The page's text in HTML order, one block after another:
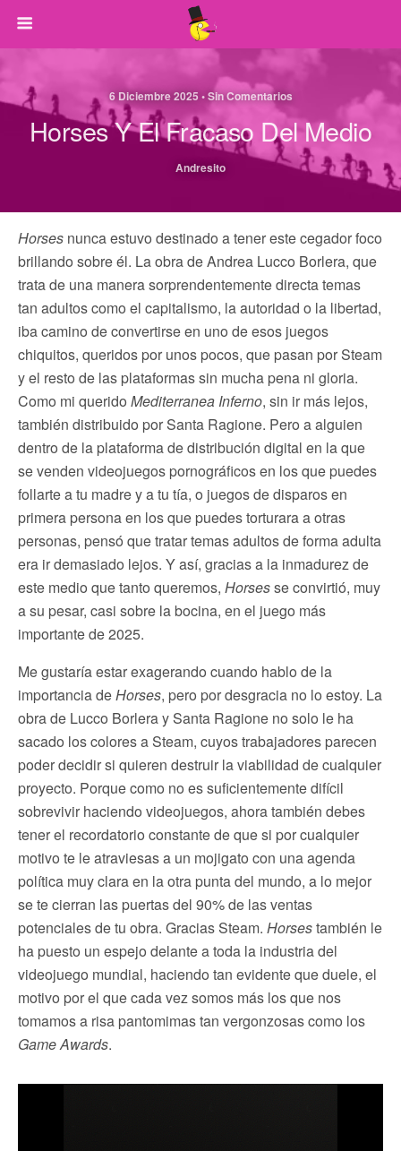
6 Diciembre 2025 • Sin Comentarios
Horses Y El Fracaso Del Medio
Andresito
Horses nunca estuvo destinado a tener este cegador foco
brillando sobre él. La obra de Andrea Lucco Borlera, que
trata de una manera sorprendentemente directa temas
tan adultos como el capitalismo, la autoridad o la libertad,
iba camino de convertirse en uno de esos juegos
chiquitos, queridos por unos pocos, que pasan por Steam
y el resto de las plataformas sin mucha pena ni gloria.
Como mi querido Mediterranea Inferno, sin ir más lejos,
también distribuido por Santa Ragione. Pero a alguien
dentro de la plataforma de distribución digital en la que
se venden videojuegos pornográficos en los que puedes
follarte a tu madre y a tu tía, o juegos de disparos en
primera persona en los que puedes torturara a otras
personas, pensó que tratar temas adultos de forma adulta
era ir demasiado lejos. Y así, gracias a la inmadurez de
este medio que tanto queremos, Horsesse convirtió, muy
a su pesar, casi sobre la bocina, en el juego más
importante de 2025.
Me gustaría estar exagerando cuando hablo de la
importancia deHorses, pero por desgracia no lo estoy. La
obra de Lucco Borlera y Santa Ragione no solo le ha
sacado los colores a Steam, cuyos trabajadores parecen
poder decidir si quieren destruir la viabilidad de cualquier
proyecto. Porque como no es suficientemente difícil
sobrevivir haciendo videojuegos, ahora también debes
tener el recordatorio constante de que si por cualquier
motivo te le atraviesas a un mojigato con una agenda
política muy clara en la otra punta del mundo, a lo mejor
se te cierran las puertas del 90% de las ventas
potenciales de tu obra. Gracias Steam. Horsestambién le
ha puesto un espejo delante a toda la industria del
videojuego mundial, haciendo tan evidente que duele, el
motivo por el que cada vez somos más los que nos
tomamos a risa pantomimas tan vergonzosas como los
Game Awards.